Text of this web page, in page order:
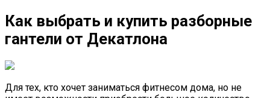
Как выбрать и купить разборные
гантели от Декатлона
Для тех, кто хочет заниматься фитнесом дома, но не